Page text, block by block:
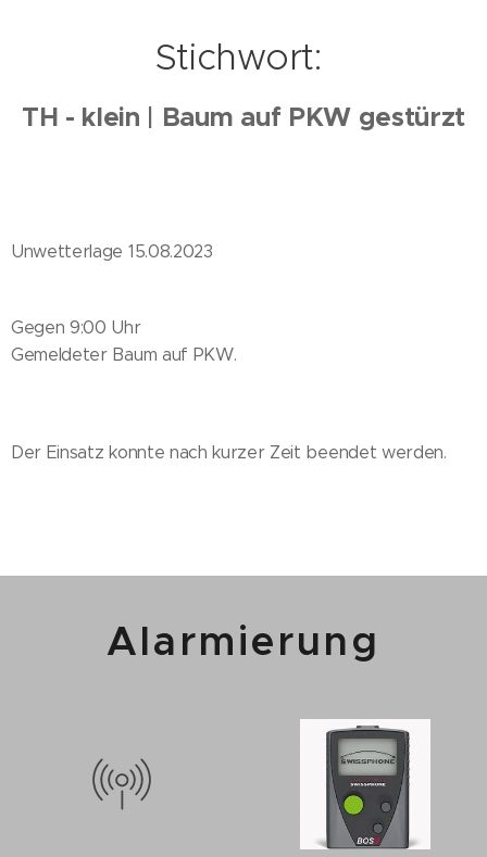
Stichwort:
TH - klein | Baum auf PKW gestürzt
Unwetterlage 15.08.2023
Gegen 9:00 Uhr
Gemeldeter Baum auf PKW.
Der Einsatz konnte nach kurzer Zeit beendet werden.
Alarmierung